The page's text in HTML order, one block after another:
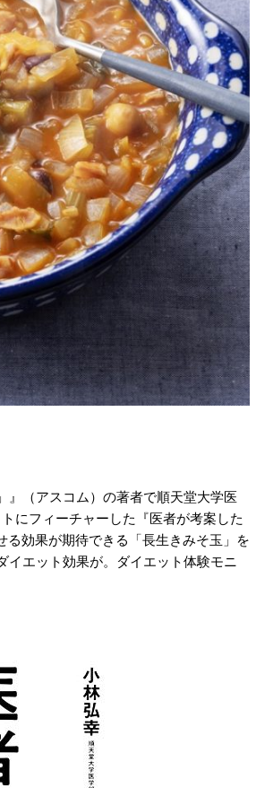
』（アスコム）の著者で順天堂大学医
にフィーチャーした『医者が考案した
る効果が期待できる「長生きみそ玉」を
イエット効果が。ダイエット体験モニ